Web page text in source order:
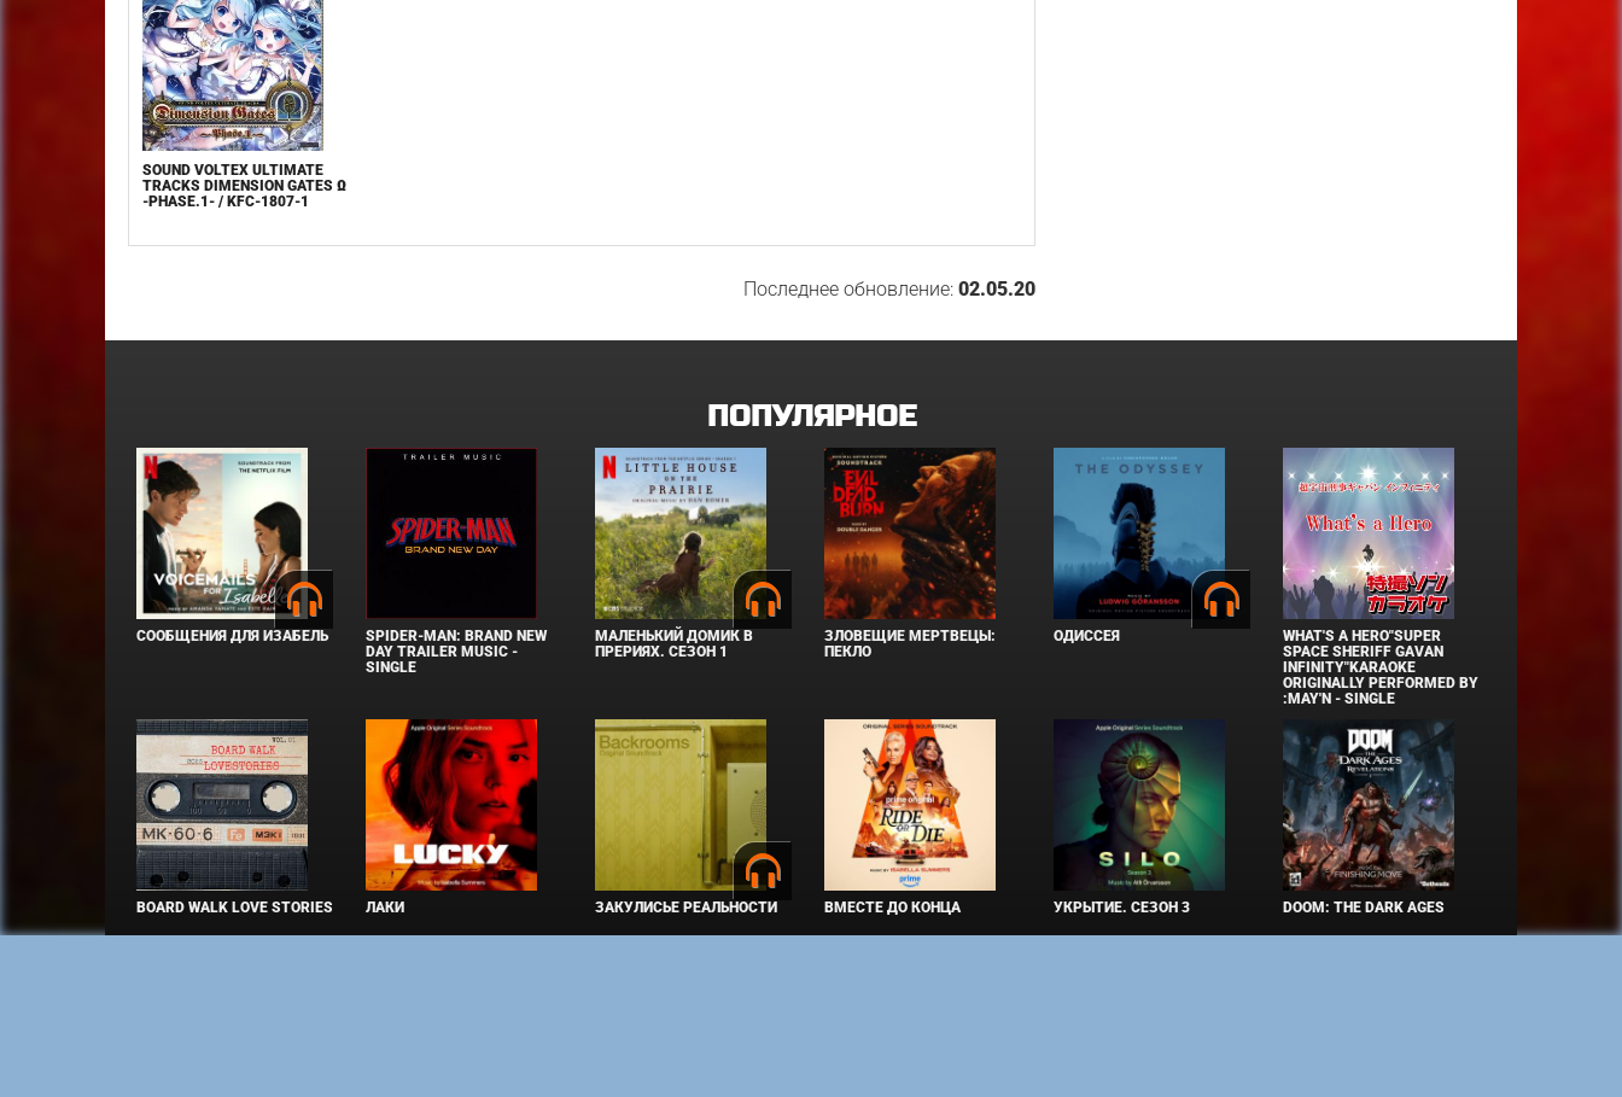
SOUND VOLTEX ULTIMATE
TRACKS DIMENSION GATES Ω
-PHASE.1- / KFC-1807-1
Последнее обновление: 02.05.20
ПОПУЛЯРНОЕ
СООБЩЕНИЯ ДЛЯ ИЗАБЕЛЬ
SPIDER-MAN: BRAND NEW
DAY TRAILER MUSIC -
SINGLE
МАЛЕНЬКИЙ ДОМИК В
ПРЕРИЯХ. СЕЗОН 1
ЗЛОВЕЩИЕ МЕРТВЕЦЫ:
ПЕКЛО
ОДИССЕЯ
WHAT'S A HERO"SUPER
SPACE SHERIFF GAVAN
INFINITY"KARAOKE
ORIGINALLY PERFORMED BY
:MAY'N - SINGLE
BOARD WALK LOVE STORIES ЛАКИ ЗАКУЛИСЬЕ РЕАЛЬНОСТИ ВМЕСТЕ ДО КОНЦА УКРЫТИЕ. СЕЗОН 3 DOOM: THE DARK AGES